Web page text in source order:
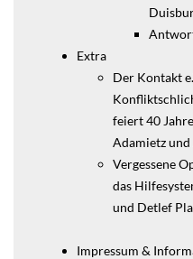
Extra
Der Kontakt
feiert 40
Adamietz
Vergessene
das
und Detlef
Impressum &